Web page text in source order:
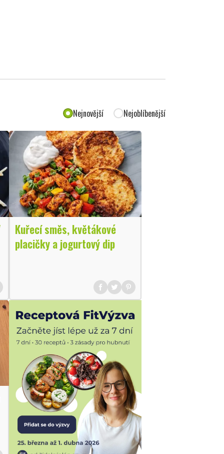
Nejnovější Nejoblíbenější
Kuřecí směs, květákové
placičky a jogurtový dip